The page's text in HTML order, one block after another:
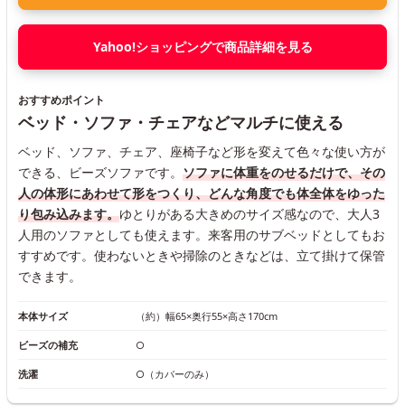
Yahoo!ショッピングで商品詳細を見る
おすすめポイント
ベッド・ソファ・チェアなどマルチに使える
ベッド、ソファ、チェア、座椅子など形を変えて色々な使い方が
できる、ビーズソファです。 ソファに体重をのせるだけで、その
人の体形にあわせて形をつくり、どんな角度でも体全体をゆった
り包み込みます。ゆとりがある大きめのサイズ感なので、大人3
人用のソファとしても使えます。来客用のサブベッドとしてもお
すすめです。使わないときや掃除のときなどは、立て掛けて保管
できます。
本体サイズ （約）幅65×奥行55×高さ170cm
ビーズの補充 ○
洗濯 ○（カバーのみ）